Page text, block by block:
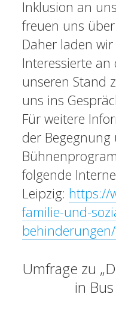
Inklusion an
freuen uns
Daher laden
Interessierte an
unseren Stand
uns ins
Für weitere
der Begegnung
folgende
Leipzig: https://
familie-und-
Umfrage zu
in